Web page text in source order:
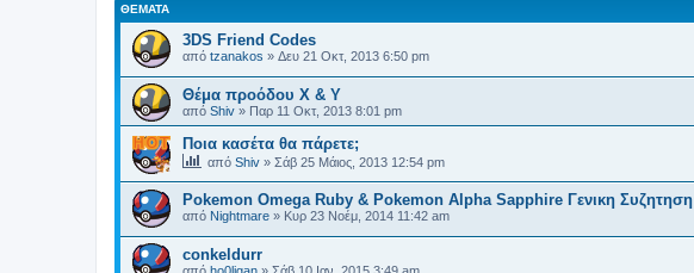
ΘΈΜΑΤΑ
3DS Friend Codes
από tzanakos » Δευ 21 Οκτ, 2013 6:50 pm
Θέμα προόδου X & Y
από Shiv » Παρ 11 Οκτ, 2013 8:01 pm
Ποια κασέτα θα πάρετε;
από Shiv » Σάβ 25 Μάιος, 2013 12:54 pm
Pokemon Omega Ruby & Pokemon Alpha Sapphire Γενικη Συζητηση
από Nightmare » Κυρ 23 Νοέμ, 2014 11:42 am
conkeldurr